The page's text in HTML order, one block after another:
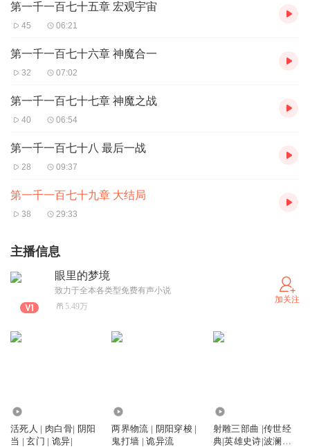
第一千一百七十五章 宏观宇宙
45 06:21
第一千一百七十六章 神魔合一
32 07:02
第一千一百七十七章 神魔之战
40 06:54
第一千一百七十八 最后一战
28 09:37
第一千一百七十九章 大结局
38 29:33
主播信息
眼里的梦境
致力于全本各类型免费有声小说
5.49万
加关注
活死人 | 肉白骨| 阴阳
当 | 玄门 | 诡异|
两界物流 | 阴阳穿梭 |
鬼打墙 | 诡异流
射雕三部曲 |传世经
典|英雄史诗|波澜壮